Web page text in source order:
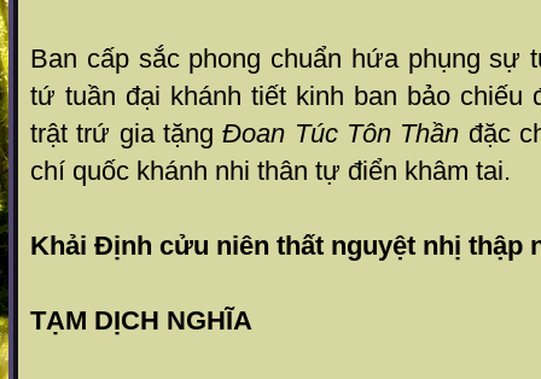
Ban cấp sắc phong chuẩn hứa phụng sự
tứ tuần đại khánh tiết kinh ban bảo chiếu
trật trứ gia tặngĐoan Túc Tôn Thần đặc
chí quốc khánh nhi thân tự điển khâm tai.
Khải Định cửu niên thất nguyệt nhị thập
TẠM DỊCH NGHĨA